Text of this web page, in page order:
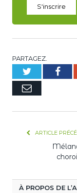
S'inscrire
PARTAGEZ.
Twitter
E-
ARTICLE
À PROPOS DE